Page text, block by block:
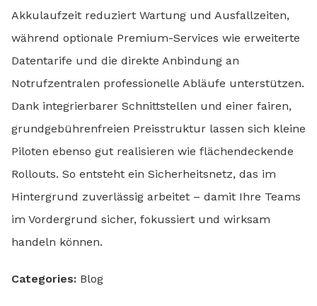
Akkulaufzeit reduziert Wartung und Ausfallzeiten,
während optionale Premium-Services wie erweiterte
Datentarife und die direkte Anbindung an
Notrufzentralen professionelle Abläufe unterstützen.
Dank integrierbarer Schnittstellen und einer fairen,
grundgebührenfreien Preisstruktur lassen sich kleine
Piloten ebenso gut realisieren wie flächendeckende
Rollouts. So entsteht ein Sicherheitsnetz, das im
Hintergrund zuverlässig arbeitet – damit Ihre Teams
im Vordergrund sicher, fokussiert und wirksam
handeln können.
Categories: Blog